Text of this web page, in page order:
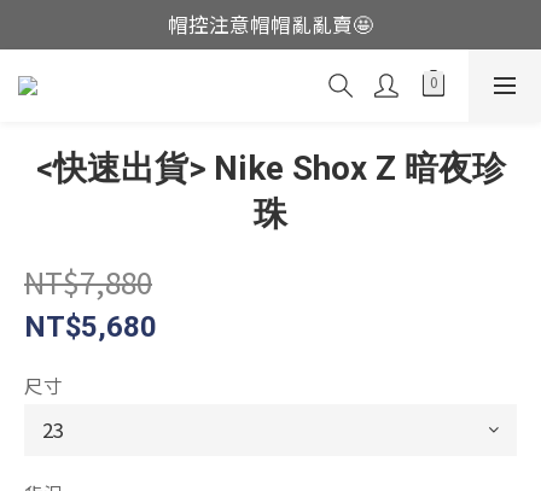
這裡現貨不用等👟
帽控注意帽帽亂亂賣🤩
這裡現貨不用等👟
<快速出貨> Nike Shox Z 暗夜珍
珠
NT$7,880
NT$5,680
尺寸